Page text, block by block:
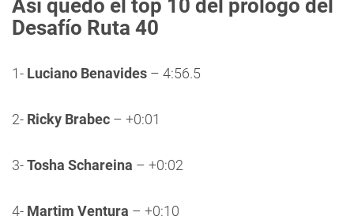
Así quedó el top 10 del prólogo del
Desafío Ruta 40
1- Luciano Benavides – 4:56.5
2- Ricky Brabec – +0:01
3-Tosha Schareina – +0:02
4- Martim Ventura – +0:10